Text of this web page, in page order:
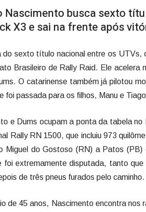
Nascimento busca sexto
X3 e sai na frente após
do sexto título nacional entre os
Brasileiro de Rally Raid. Ele acelera
O catarinense também já pilotou
foi passada para os filhos, Manu e
e Dums ocupam a ponta da tabela
Rally RN 1500, que incluiu 973
Miguel do Gostoso (RN) a Patos
foi extremamente disputada, tanto que
de três pneus furados pelo
de 45 anos, Nascimento encontra nos